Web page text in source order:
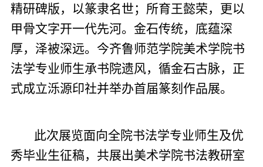
精研碑版，以篆隶名世；所育王懿荣，更以
甲骨文字开一代先河。金石传统，底蕴深
厚，泽被深远。今齐鲁师范学院美术学院书
法学专业师生承书院遗风，循金石古脉，正
式成立泺源印社并举办首届篆刻作品展。
此次展览面向全院书法学专业师生及优
秀毕业生征稿，共展出美术学院书法教研室